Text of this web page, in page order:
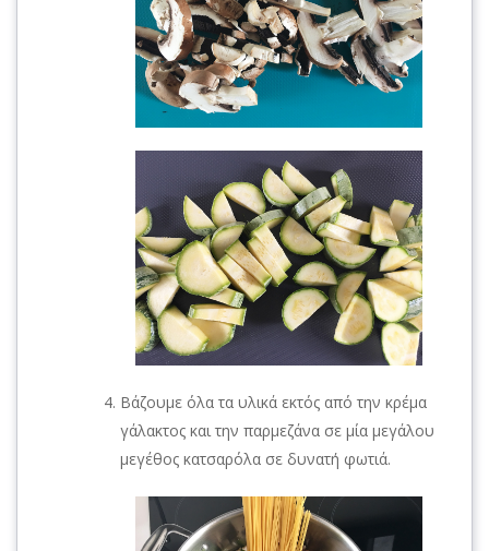
Βάζουμε όλα τα υλικά εκτός από την κρέμα
γάλακτος και την παρμεζάνα σε μία μεγάλου
μεγέθος κατσαρόλα σε δυνατή φωτιά.